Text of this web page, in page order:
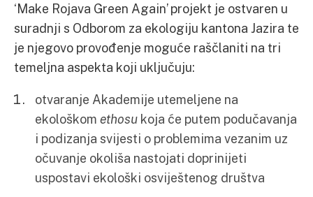
‘Make Rojava Green Again’ projekt je ostvaren u
suradnji s Odborom za ekologiju kantona Jazira te
je njegovo provođenje moguće raščlaniti na tri
temeljna aspekta koji uključuju:
otvaranje Akademije utemeljene na
ekološkom ethosu koja će putem podučavanja
i podizanja svijesti o problemima vezanim uz
očuvanje okoliša nastojati doprinijeti
uspostavi ekološki osviještenog društva